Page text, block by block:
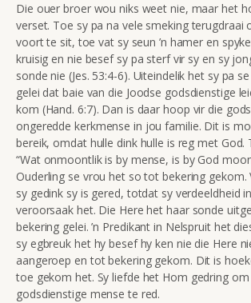
Die ouer broer wou niks weet nie, maar het
verset. Toe sy pa na vele smeking terugdraai
voort te sit, toe vat sy seun ’n hamer en
kruisig en nie besef sy pa sterf vir sy en sy
sonde nie (Jes. 53:4-6). Uiteindelik het sy pa
gelei dat baie van die Joodse godsdienstige
kom (Hand. 6:7). Dan is daar hoop vir die
ongeredde kerkmense in jou familie. Dit is
bereik, omdat hulle dink hulle is reg met God.
“Wat onmoontlik is by mense, is by God
Ouderling se vrou het so tot bekering gekom.
sy gedink sy is gered, totdat sy verdeeldheid
veroorsaak het. Die Here het haar sonde
bekering gelei. ’n Predikant in Nelspruit het
sy egbreuk het hy besef hy ken nie die Here
aangeroep en tot bekering gekom. Dit is
toe gekom het. Sy liefde het Hom gedring
godsdienstige mense te red.